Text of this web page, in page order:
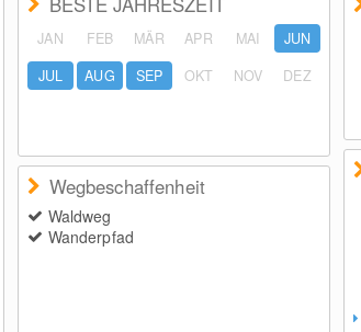
JAN FEB MÄR APR MAI
JUN
JUL
AUG SEP OKT NOV DEZ
Wegbeschaffenheit
Waldweg
Wanderpfad